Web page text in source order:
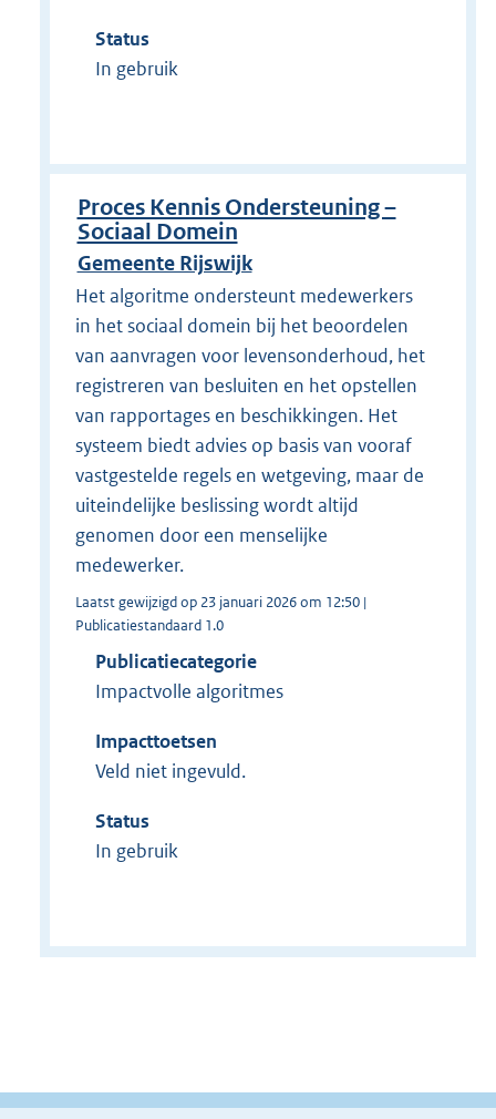
Status
In gebruik
Proces Kennis Ondersteuning –
Sociaal Domein
Gemeente Rijswijk
Het algoritme ondersteunt medewerkers
in het sociaal domein bij het beoordelen
van aanvragen voor levensonderhoud, het
registreren van besluiten en het opstellen
van rapportages en beschikkingen. Het
systeem biedt advies op basis van vooraf
vastgestelde regels en wetgeving, maar de
uiteindelijke beslissing wordt altijd
genomen door een menselijke
medewerker.
Laatst gewijzigd op 23 januari 2026 om 12:50 |
Publicatiestandaard 1.0
Publicatiecategorie
Impactvolle algoritmes
Impacttoetsen
Veld niet ingevuld.
Status
In gebruik